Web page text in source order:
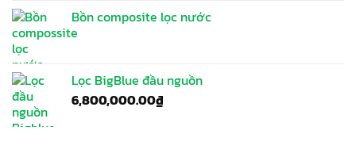
Bồn composite lọc nước
Lọc BigBlue đầu nguồn
6,800,000.00₫